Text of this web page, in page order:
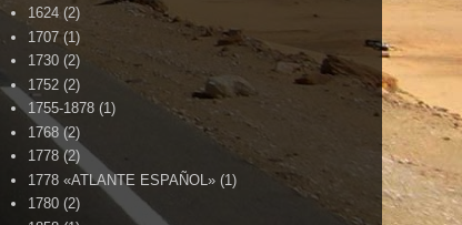
1624 (2)
1707 (1)
1730 (2)
1752 (2)
1755-1878 (1)
1768 (2)
1778 (2)
1778 «ATLANTE ESPAÑOL» (1)
1780 (2)